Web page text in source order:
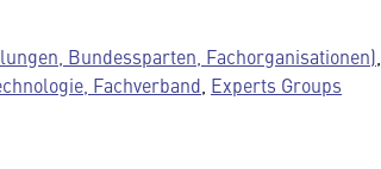
Bundessparten, Fachorganisationen)
Fachverband Experts Groups